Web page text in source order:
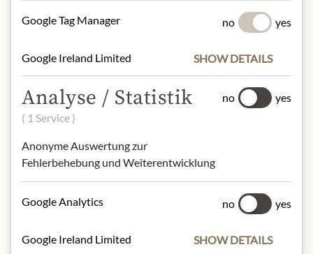
https://giusti.com/it/pages/contatti
* Wir bitten um Verständnis, dass das
Produktdesign von der Abbildung
abweichen kann.
SLOŽENÍ A ALERGENY
Must of cooked Trebbiano and
Schwefeldioxid
Google Tag Manager no yes
Google Ireland Limited SHOW DETAILS
Analyse / Statistik
( 1 Service )
Anonyme Auswertung zur
Fehlerbehebung und Weiterentwicklung
no yes
Google Analytics no yes
Google Ireland Limited SHOW DETAILS